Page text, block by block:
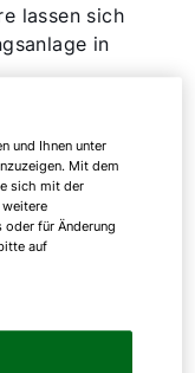
lassen sich
in
Diese
optische
im
sowie
und Ihnen unter
Mit dem
sich mit der
weitere
für Änderung
auf